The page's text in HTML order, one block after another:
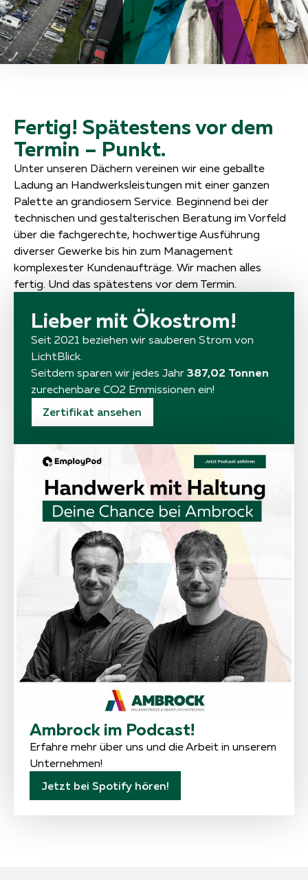
Fertig! Spätestens vor dem
Termin – Punkt.
Unter unseren Dächern vereinen wir eine geballte
Ladung an Handwerksleistungen mit einer ganzen
Palette an grandiosem Service. Beginnend bei der
technischen und gestalterischen Beratung im Vorfeld
über die fachgerechte, hochwertige Ausführung
diverser Gewerke bis hin zum Management
komplexester Kundenaufträge. Wir machen alles
fertig. Und das spätestens vor dem Termin.
Lieber mit Ökostrom!
Seit 2021 beziehen wir sauberen Strom von
LichtBlick.
Seitdem sparen wir jedes Jahr387,02 Tonnen
zurechenbare CO2 Emmissionen ein!
Zertifikat ansehen
Ambrock im Podcast!
Erfahre mehr über uns und die Arbeit in unserem
Unternehmen!
Jetzt bei Spotify hören!